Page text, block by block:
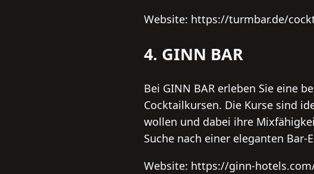
Website: https://turmbar.de/
4. GINN BAR
Bei GINN BAR erleben Sie eine
Cocktailkursen. Die Kurse sind
wollen und dabei ihre
Suche nach einer eleganten Bar-
Website: https://ginn-